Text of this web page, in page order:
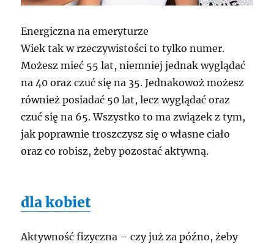
Energiczna na emeryturze
Wiek tak w rzeczywistości to tylko numer.
Możesz mieć 55 lat, niemniej jednak wyglądać
na 40 oraz czuć się na 35. Jednakowoż możesz
również posiadać 50 lat, lecz wyglądać oraz
czuć się na 65. Wszystko to ma związek z tym,
jak poprawnie troszczysz się o własne ciało
oraz co robisz, żeby pozostać aktywną.
dla kobiet
Aktywność fizyczna – czy już za późno, żeby